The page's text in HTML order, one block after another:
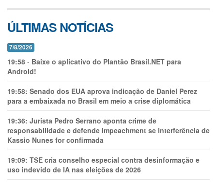
ÚLTIMAS NOTÍCIAS
7/8/2026
19:58 - Baixe o aplicativo do Plantão Brasil.NET para
Android!
19:58: Senado dos EUA aprova indicação de Daniel Perez
para a embaixada no Brasil em meio a crise diplomática
19:36: Jurista Pedro Serrano aponta crime de
responsabilidade e defende impeachment se interferência de
Kassio Nunes for confirmada
19:09: TSE cria conselho especial contra desinformação e
uso indevido de IA nas eleições de 2026